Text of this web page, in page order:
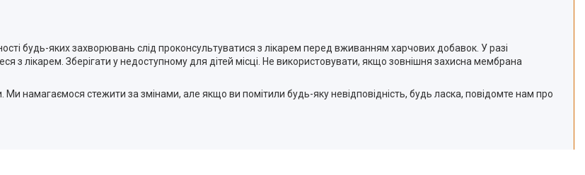
будь-яких захворювань слід проконсультуватися з лікарем перед вживанням харчових добавок. У разі
з лікарем. Зберігати у недоступному для дітей місці. Не використовувати, якщо зовнішня захисна мембрана
намагаємося стежити за змінами, але якщо ви помітили будь-яку невідповідність, будь ласка, повідомте нам про